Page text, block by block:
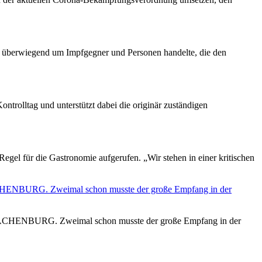
um Impfgegner und Personen handelte, die den
und unterstützt dabei die originär zuständigen
für die Gastronomie aufgerufen. „Wir stehen in einer kritischen
Zweimal schon musste der große Empfang in der
Zweimal schon musste der große Empfang in der